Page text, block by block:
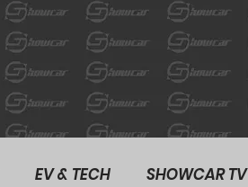
EV & TECH SHOWCAR TV